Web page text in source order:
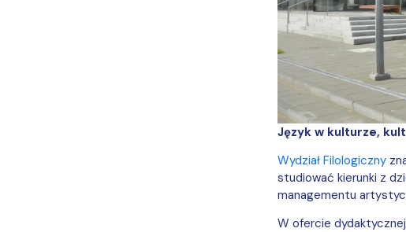
Język w kulturze,
Wydział Filologiczny
studiować kierunki z
managementu
W ofercie